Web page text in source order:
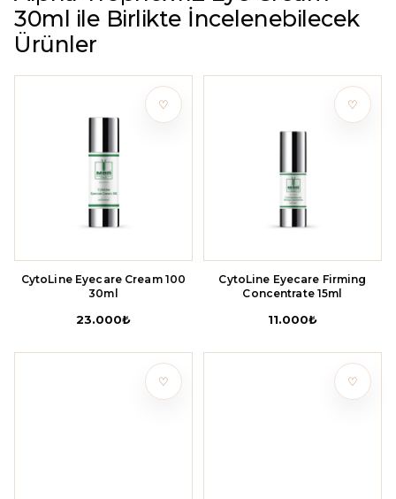
30ml ile Birlikte İncelenebilecek
Ürünler
♡
CytoLine Eyecare Cream 100
30ml
23.000₺
♡
CytoLine Eyecare Firming
Concentrate 15ml
11.000₺
♡ ♡